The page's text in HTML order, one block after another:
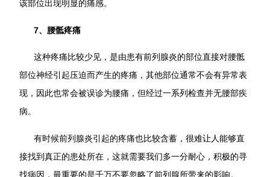
该部位出现明显的痛感。
7、腰骶疼痛
这种疼痛比较少见，是由患有前列腺炎的部位直接对腰骶
部位神经引起压迫而产生的疼痛，其他部位通常不会有异常表
现，因此也常会被误诊为腰痛，但经过一系列检查并无腰部疾
病。
有时候前列腺炎引起的疼痛也比较含蓄，很难让人能够直
接找到真正的患处所在，这就需要我们多一分耐心，积极的寻
找病因，最重要的是千万不要忽略了前列腺所带来的影响。